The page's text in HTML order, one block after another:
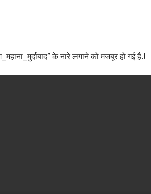
के नारे लगाने को मजबूर हो गई है.!